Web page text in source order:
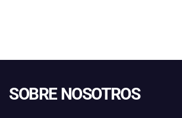
SOBRE NOSOTROS